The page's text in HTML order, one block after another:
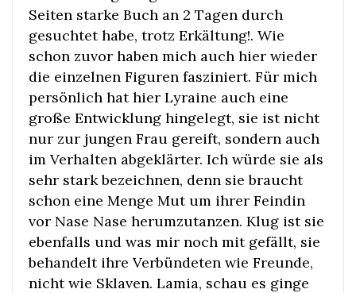
Seiten starke Buch an 2 Tagen durch
gesuchtet habe, trotz Erkältung!. Wie
schon zuvor haben mich auch hier wieder
die einzelnen Figuren fasziniert. Für mich
persönlich hat hier Lyraine auch eine
große Entwicklung hingelegt, sie ist nicht
nur zur jungen Frau gereift, sondern auch
im Verhalten abgeklärter. Ich würde sie als
sehr stark bezeichnen, denn sie braucht
schon eine Menge Mut um ihrer Feindin
vor Nase Nase herumzutanzen. Klug ist sie
ebenfalls und was mir noch mit gefällt, sie
behandelt ihre Verbündeten wie Freunde,
nicht wie Sklaven. Lamia, schau es ginge